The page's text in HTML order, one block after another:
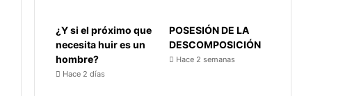
¿Y si el próximo que
necesita huir es un
hombre?
Hace 2 días
POSESIÓN DE LA
DESCOMPOSICIÓN
Hace 2 semanas